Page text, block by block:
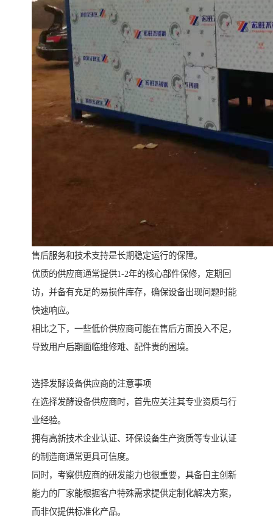
售后服务和技术支持是长期稳定运行的保障。
优质的供应商通常提供1-2年的核心部件保修，定期回
访，并备有充足的易损件库存，确保设备出现问题时能
快速响应。
相比之下，一些低价供应商可能在售后方面投入不足，
导致用户后期面临维修难、配件贵的困境。
选择发酵设备供应商的注意事项
在选择发酵设备供应商时，首先应关注其专业资质与行
业经验。
拥有高新技术企业认证、环保设备生产资质等专业认证
的制造商通常更具可信度。
同时，考察供应商的研发能力也很重要，具备自主创新
能力的厂家能根据客户特殊需求提供定制化解决方案，
而非仅提供标准化产品。